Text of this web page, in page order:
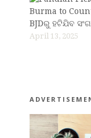
BJDରୁ ହଟିଯିବ
April 13, 2025